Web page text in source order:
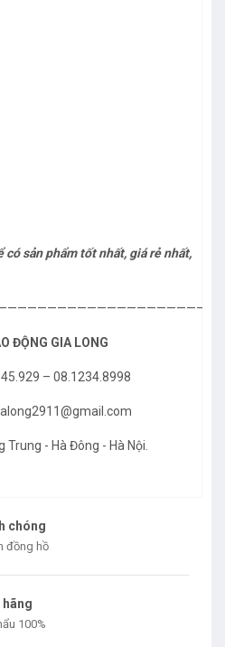
có sản phẩm tốt nhất, giá rẻ nhất,
ĐỘNG GIA LONG
– 08.1234.8998
Trung - Hà Đông - Hà Nội.
chóng
đồng hồ
hãng
100%